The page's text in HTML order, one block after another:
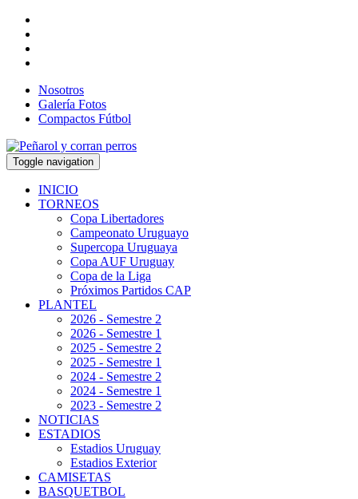
Nosotros
Galería Fotos
Compactos Fútbol
Toggle navigation
INICIO
TORNEOS
Copa Libertadores
Campeonato Uruguayo
Supercopa Uruguaya
Copa AUF Uruguay
Copa de la Liga
Próximos Partidos CAP
PLANTEL
2026 - Semestre 2
2026 - Semestre 1
2025 - Semestre 2
2025 - Semestre 1
2024 - Semestre 2
2024 - Semestre 1
2023 - Semestre 2
NOTICIAS
ESTADIOS
Estadios Uruguay
Estadios Exterior
CAMISETAS
BASQUETBOL